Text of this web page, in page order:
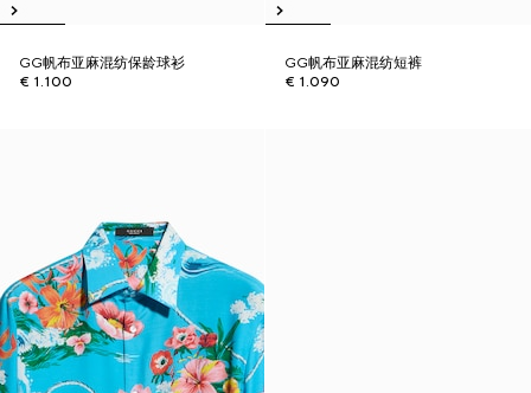
GG帆布亚麻混纺保龄球衫
€ 1.100
GG帆布亚麻混纺短裤
€ 1.090